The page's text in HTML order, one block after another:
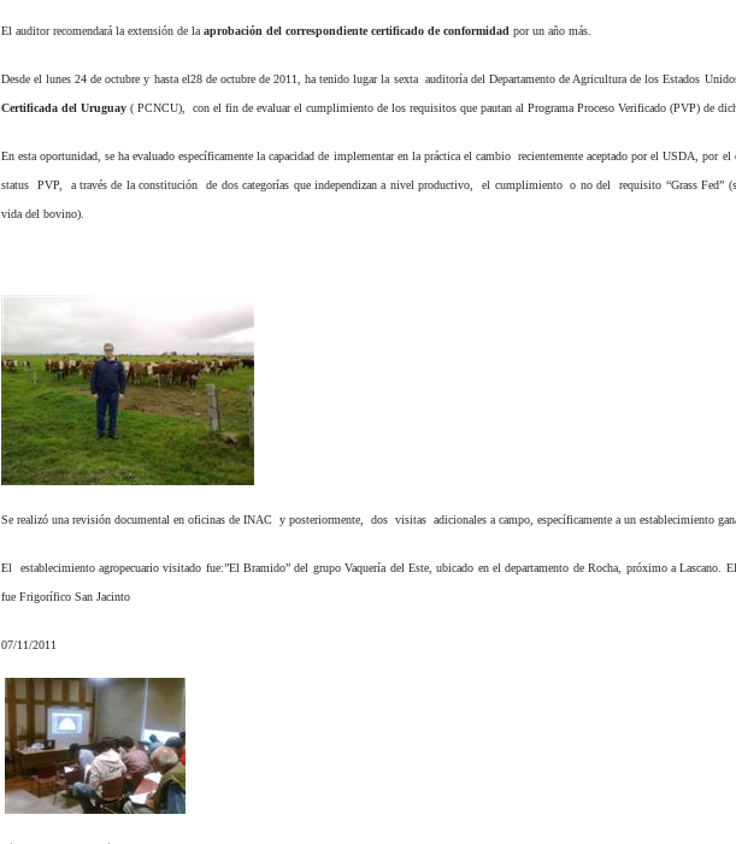
El auditor recomendará la extensión de la aprobación del correspondiente certificado de conformidad por un año más.
Desde el lunes 24 de octubre y hasta el28 de octubre de 2011, ha tenido lugar la sexta auditoría del Departamento de Agricultura de los Estados
Certificada del Uruguay ( PCNCU), con el fin de evaluar el cumplimiento de los requisitos que pautan al Programa Proceso Verificado (PVP) de
En esta oportunidad, se ha evaluado específicamente la capacidad de implementar en la práctica el cambio recientemente aceptado por el USDA, por
status PVP, a través de la constitución de dos categorías que independizan a nivel productivo, el cumplimiento o no del requisito “Grass Fed”
vida del bovino).
Se realizó una revisión documental en oficinas de INAC y posteriormente, dos visitas adicionales a campo, específicamente a un establecimiento
El establecimiento agropecuario visitado fue:”El Bramido” del grupo Vaquería del Este, ubicado en el departamento de Rocha, próximo a Lascano.
fue Frigorífico San Jacinto
07/11/2011